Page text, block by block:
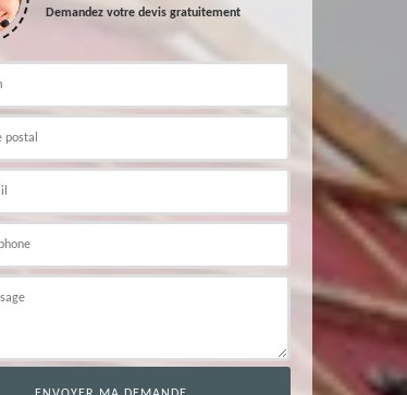
Demandez votre devis gratuitement